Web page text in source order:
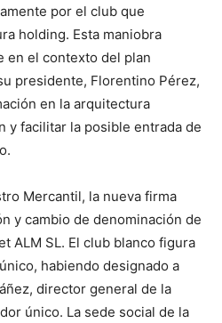
por el club que
holding. Esta maniobra
en el contexto del plan
presidente, Florentino Pérez,
en la arquitectura
y facilitar la posible entrada de
Mercantil, la nueva firma
y cambio de denominación de
ALM SL. El club blanco figura
habiendo designado a
director general de la
único. La sede social de la